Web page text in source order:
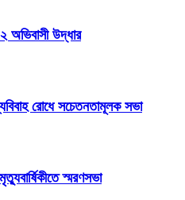
অভিবাসী উদ্ধার
রোধে সচেতনতামূলক সভা
স্মরণসভা